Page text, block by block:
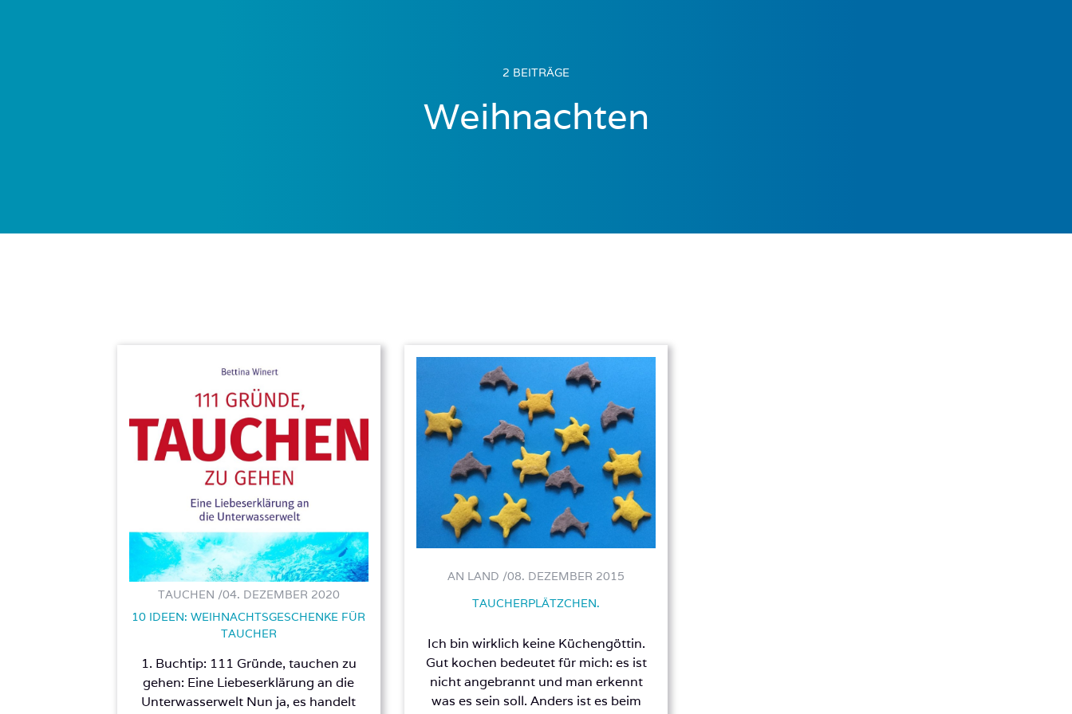
2 BEITRÄGE
Weihnachten
TAUCHEN /04. DEZEMBER 2020
10 IDEEN: WEIHNACHTSGESCHENKE FÜR
TAUCHER
1. Buchtip: 111 Gründe, tauchen zu
gehen: Eine Liebeserklärung an die
Unterwasserwelt Nun ja, es handelt
AN LAND /08. DEZEMBER 2015
TAUCHERPLÄTZCHEN.
Ich bin wirklich keine Küchengöttin.
Gut kochen bedeutet für mich: es ist
nicht angebrannt und man erkennt
was es sein soll. Anders ist es beim